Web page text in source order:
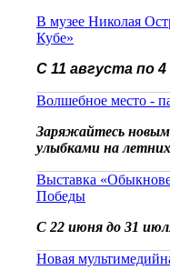
В музее Николая
Кубе»
С 11 августа по
Волшебное место -
Заряжайтесь
улыбками на
Выставка
Победы
С 22 июня до 31
Новая